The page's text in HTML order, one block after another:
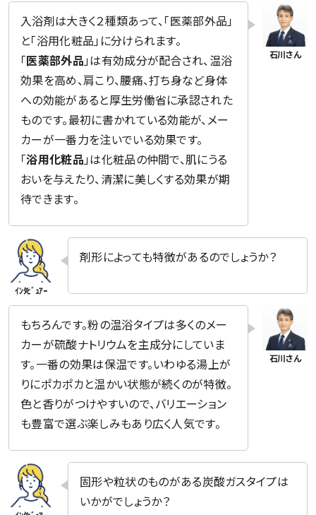
入浴剤は大きく２種類あって、「医薬部外品」
と「浴用化粧品」に分けられます。
「医薬部外品」は有効成分が配合され、温浴
効果を高め、肩こり、腰痛、打ち身など身体
への効能があると厚生労働省に承認された
ものです。最初に書かれている効能が、メー
カーが一番力を注いでいる効果です。
「浴用化粧品」は化粧品の仲間で、肌にうる
おいを与えたり、清潔に美しくする効果が期
待できます。
剤形によっても特徴があるのでしょうか？
もちろんです。粉の温浴タイプは多くのメー
カーが硫酸ナトリウムを主成分にしていま
す。一番の効果は保温です。いわゆる湯上が
りにポカポカと温かい状態が続くのが特徴。
色と香りがつけやすいので、バリエーション
も豊富で選ぶ楽しみもあり広く人気です。
固形や粒状のものがある炭酸ガスタイプは
いかがでしょうか？